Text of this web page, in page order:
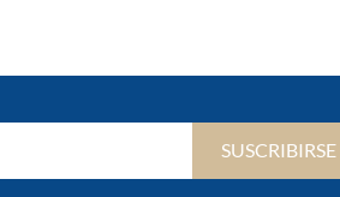
SUSCRIBIRSE